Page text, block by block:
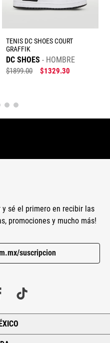
TENIS DC SHOES COURT
GRAFFIK
DC SHOES HOMBRE
$1899.00 $1329.30
y sé el primero en recibir las
promociones y mucho más!
suscripcion